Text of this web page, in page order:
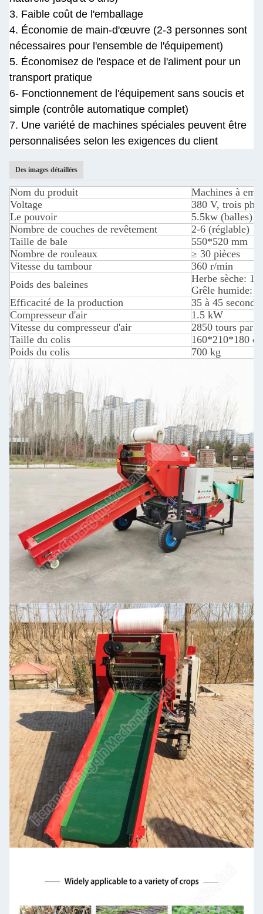
3. Faible coût de l'emballage
4. Économie de main-d'œuvre (2-3 personnes sont
nécessaires pour l'ensemble de l'équipement)
5. Économisez de l'espace et de l'aliment pour un
transport pratique
6- Fonctionnement de l'équipement sans soucis et
simple (contrôle automatique complet)
7. Une variété de machines spéciales peuvent être
personnalisées selon les exigences du client
Des images détaillées
Nom du produit
Machines à
Voltage
380 V, trois
Le pouvoir
5.5kw (balles)
Nombre de couches de revêtement
2-6 (réglable)
Taille de bale
550*520 mm
Nombre de rouleaux
≥ 30 pièces
Vitesse du tambour
360 r/min
Poids des baleines
Herbe sèche:
Grêle humide:
Efficacité de la production
35 à 45
Compresseur d'air
1.5 kW
Vitesse du compresseur d'air
2850 tours par
Taille du colis
160*210*180
Poids du colis
700 kg